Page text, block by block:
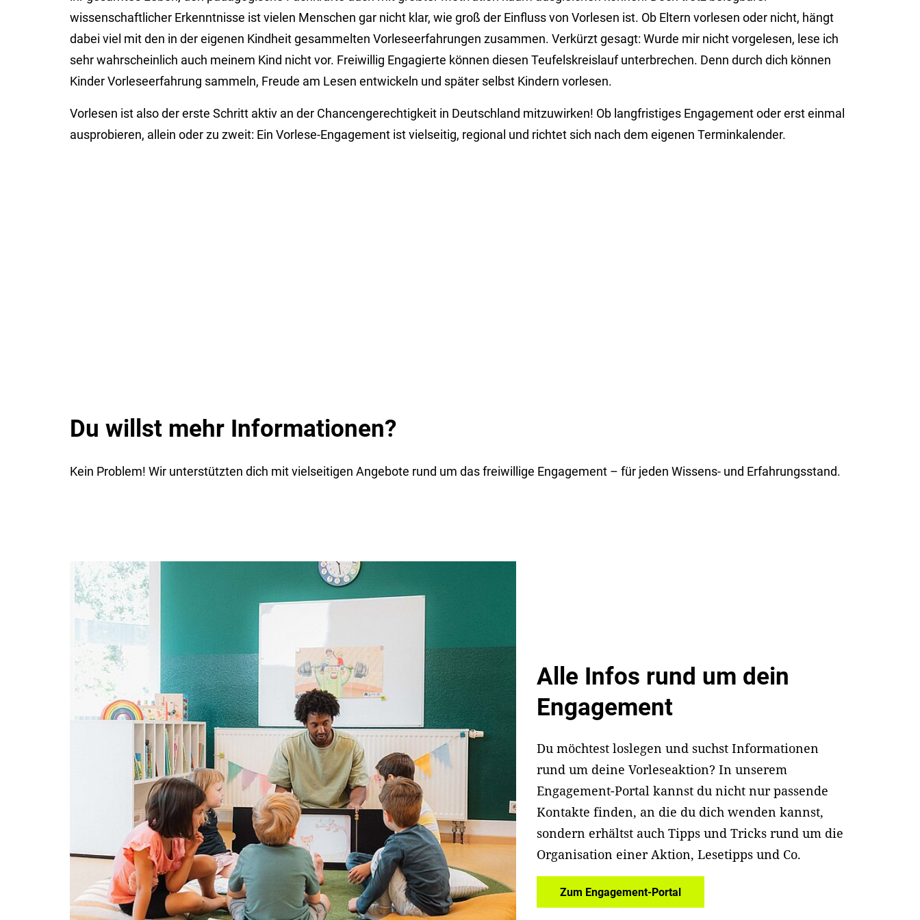
wissenschaftlicher Erkenntnisse ist vielen Menschen gar nicht klar, wie groß der Einfluss von Vorlesen ist. Ob Eltern vorlesen oder nicht, hängt
dabei viel mit den in der eigenen Kindheit gesammelten Vorleseerfahrungen zusammen. Verkürzt gesagt: Wurde mir nicht vorgelesen, lese ich
sehr wahrscheinlich auch meinem Kind nicht vor. Freiwillig Engagierte können diesen Teufelskreislauf unterbrechen. Denn durch dich können
Kinder Vorleseerfahrung sammeln, Freude am Lesen entwickeln und später selbst Kindern vorlesen.
Vorlesen ist also der erste Schritt aktiv an der Chancengerechtigkeit in Deutschland mitzuwirken! Ob langfristiges Engagement oder erst einmal
ausprobieren, allein oder zu zweit: Ein Vorlese-Engagement ist vielseitig, regional und richtet sich nach dem eigenen Terminkalender.
Du willst mehr Informationen?
Kein Problem! Wir unterstützten dich mit vielseitigen Angebote rund um das freiwillige Engagement – für jeden Wissens- und Erfahrungsstand.
Alle Infos rund um dein
Engagement
Du möchtest loslegen und suchst Informationen
rund um deine Vorleseaktion? In unserem
Engagement-Portal kannst du nicht nur passende
Kontakte finden, an die du dich wenden kannst,
sondern erhältst auch Tipps und Tricks rund um die
Organisation einer Aktion, Lesetipps und Co.
Zum Engagement-Portal